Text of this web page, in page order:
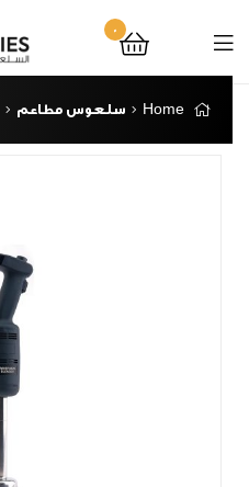
0
Home سلعوس مطاعم